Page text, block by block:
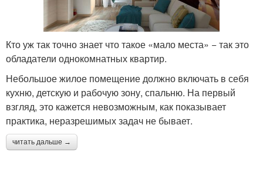
Кто уж так точно знает что такое «мало места» − так это
обладатели однокомнатных квартир.
Небольшое жилое помещение должно включать в себя
кухню, детскую и рабочую зону, спальню. На первый
взгляд, это кажется невозможным, как показывает
практика, неразрешимых задач не бывает.
читать дальше →